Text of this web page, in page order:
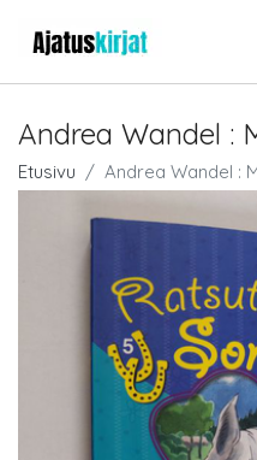
Andrea Wandel :
Etusivu Andrea Wandel :